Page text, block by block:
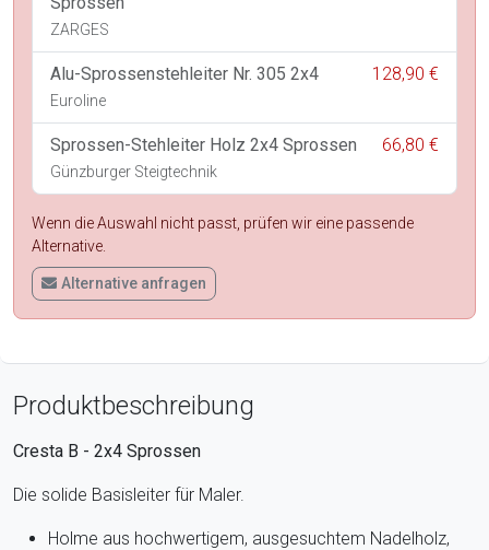
ZARGES
Alu-Sprossenstehleiter Nr. 305 2x4
Euroline
128,90 €
Sprossen-Stehleiter Holz 2x4 Sprossen
Günzburger Steigtechnik
66,80 €
Wenn die Auswahl nicht passt, prüfen wir eine passende
Alternative.
Alternative anfragen
Produktbeschreibung
Cresta B - 2x4 Sprossen
Die solide Basisleiter für Maler.
Holme aus hochwertigem, ausgesuchtem Nadelholz,